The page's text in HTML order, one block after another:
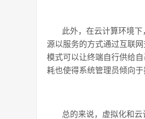
此外，在云计算环境
源以服务的方式通过互联
模式可以让终端自行供给
耗也使得系统管理员倾向于
总的来说，虚拟化和